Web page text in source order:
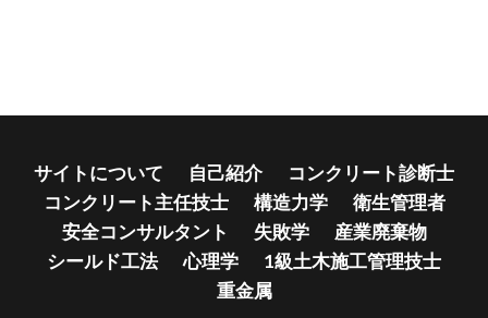
サイトについて 自己紹介
コンクリート診断士
コンクリート主任技士
構造力学
衛生管理者
安全コンサルタント
失敗学
産業廃棄物
シールド工法
心理学
1級土木施工管理技士
重金属